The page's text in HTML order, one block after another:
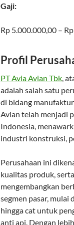
Gaji:
Rp 5.000.000,00 –
Profil
PT Avia Avian Tbk,
adalah salah satu
di bidang
Avian telah menjadi
Indonesia,
industri konstruksi,
Perusahaan ini
kualitas produk,
mengembangkan
segmen pasar,
hingga cat untuk
anti api. Dengan